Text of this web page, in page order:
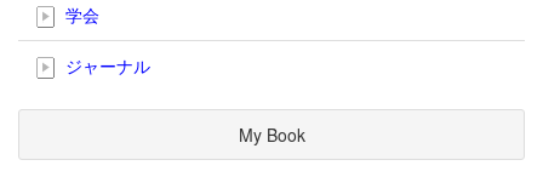
学会
ジャーナル
My Book